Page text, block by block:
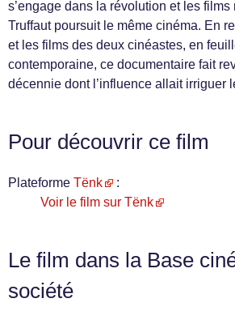
s’engage dans la révolution et les
Truffaut poursuit le même cinéma. En
et les films des deux cinéastes, en
contemporaine, ce documentaire fait
décennie dont l’influence allait irriguer
Pour découvrir ce film
Plateforme Tënk
:
Voir le film sur Tënk
Le film dans la Base
société